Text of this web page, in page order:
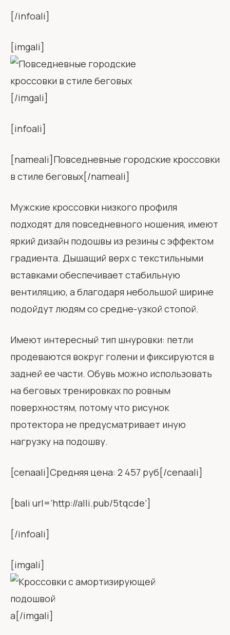
[/infoali]
[imgali]
[/imgali]
[infoali]
[nameali]Повседневные городские кроссовки
в стиле беговых[/nameali]
Мужские кроссовки низкого профиля
подходят для повседневного ношения, имеют
яркий дизайн подошвы из резины с эффектом
градиента. Дышащий верх с текстильными
вставками обеспечивает стабильную
вентиляцию, а благодаря небольшой ширине
подойдут людям со средне-узкой стопой.
Имеют интересный тип шнуровки: петли
продеваются вокруг голени и фиксируются в
задней ее части. Обувь можно использовать
на беговых тренировках по ровным
поверхностям, потому что рисунок
протектора не предусматривает иную
нагрузку на подошву.
[cenaali]Средняя цена: 2 457 руб[/cenaali]
[bali url=’http://alli.pub/5tqcde’]
[/infoali]
[imgali]
а[/imgali]